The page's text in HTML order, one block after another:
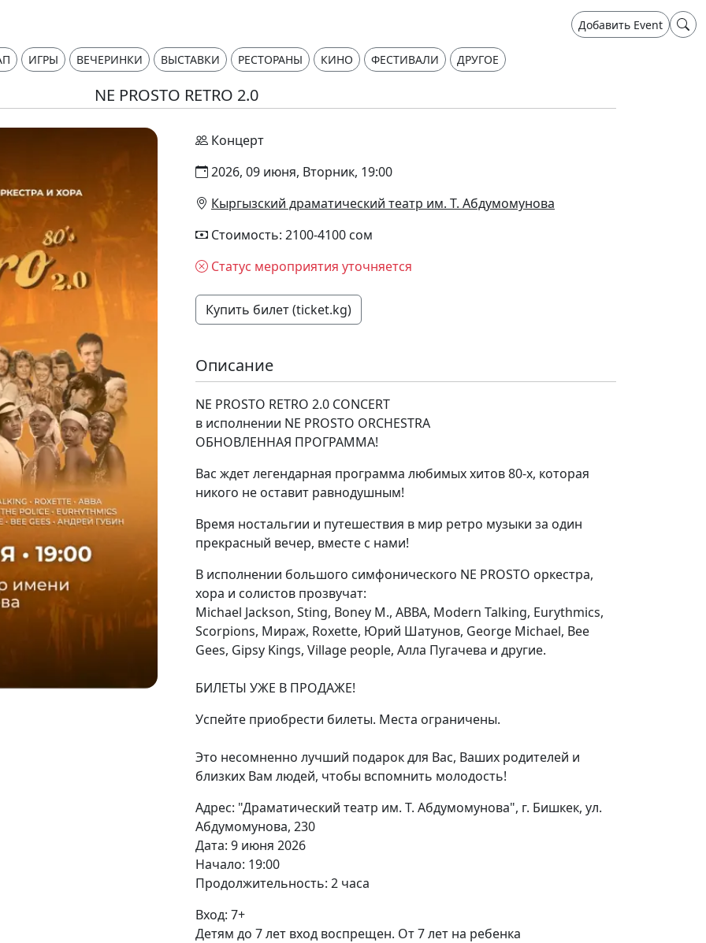
Добавить Event
ИГРЫ ВЕЧЕРИНКИ ВЫСТАВКИ РЕСТОРАНЫ КИНО ФЕСТИВАЛИ ДРУГОЕ
NE PROSTO RETRO 2.0
Концерт
2026, 09 июня, Вторник, 19:00
Кыргызский драматический театр им. Т. Абдумомунова
Стоимость: 2100-4100 сом
Статус мероприятия уточняется
Купить билет (ticket.kg)
Описание
NE PROSTO RETRO 2.0 CONCERT
в исполнении NE PROSTO ORCHESTRA
ОБНОВЛЕННАЯ ПРОГРАММА!
Вас ждет легендарная программа любимых хитов 80-х, которая
никого не оставит равнодушным!
Время ностальгии и путешествия в мир ретро музыки за один
прекрасный вечер, вместе с нами!
В исполнении большого симфонического NE PROSTO оркестра,
хора и солистов прозвучат:
Michael Jackson, Sting, Boney M., ABBA, Modern Talking, Eurythmics,
Scorpions, Мираж, Roxette, Юрий Шатунов, George Michael, Bee
Gees, Gipsy Kings, Village people, Алла Пугачева и другие.
БИЛЕТЫ УЖЕ В ПРОДАЖЕ!
Успейте приобрести билеты. Места ограничены.
Это несомненно лучший подарок для Вас, Ваших родителей и
близких Вам людей, чтобы вспомнить молодость!
Адрес: "Драматический театр им. Т. Абдумомунова", г. Бишкек, ул.
Абдумомунова, 230
Дата: 9 июня 2026
Начало: 19:00
Продолжительность: 2 часа
Вход: 7+
Детям до 7 лет вход воспрещен. От 7 лет на ребенка